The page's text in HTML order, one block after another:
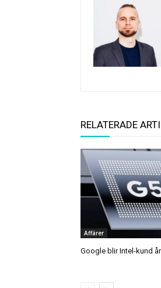
RELATERADE
Affärer
Google blir Intel-kund